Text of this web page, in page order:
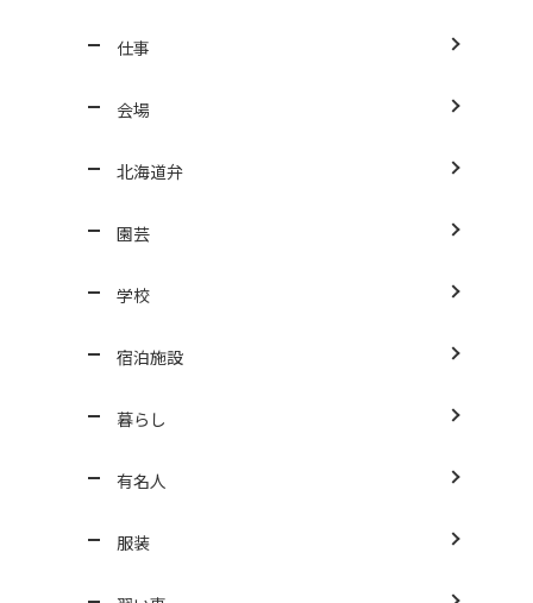
仕事
会場
北海道弁
園芸
学校
宿泊施設
暮らし
有名人
服装